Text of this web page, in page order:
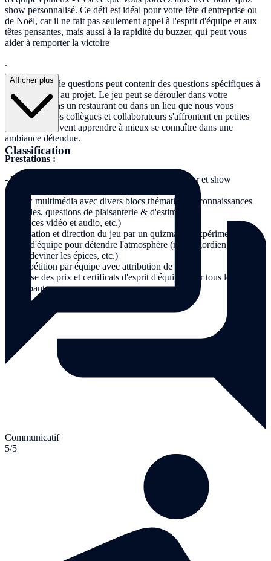
show personnalisé. Ce défi est idéal pour votre fête d'entreprise ou
de Noël, car il ne fait pas seulement appel à l'esprit d'équipe et aux
têtes pensantes, mais aussi à la rapidité du buzzer, qui peut vous
aider à remporter la victoire
.
Le catalogue de questions peut contenir des questions spécifiques à
l'entreprise ou au projet. Le jeu peut se dérouler dans votre
entreprise, dans un restaurant ou dans un lieu que nous vous
proposons. Vos collègues et collaborateurs s'affrontent en petites
équipes et peuvent apprendre à mieux se connaître dans une
ambiance détendue.
Prestations :
- Installation de buzzers, y compris vidéoprojecteur et show
multimédia
- Show multimédia avec divers blocs thématiques (connaissances
générales, questions de plaisanterie & d'estimation,
séquences vidéo et audio, etc.)
- Animation et direction du jeu par un quizmaster expérimenté
- Jeux d'équipe pour détendre l'atmosphère (nœud gordien, jeu des
clous, deviner les épices, etc.)
- Compétition par équipe avec attribution de points
- Remise des prix et certificats d'esprit d'équipe pour tous les
participants
Afficher plus
Classification
Communicatif
5/5